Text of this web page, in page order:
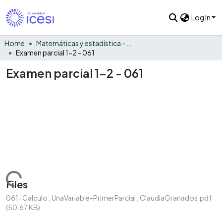
Log In
Home
Examen parcial 1-2 - 061
Examen parcial 1-2 - 061
Loading...
Files
061-Calculo_UnaVariable-PrimerParcial_ClaudiaGranados.pdf
(50.67 KB)